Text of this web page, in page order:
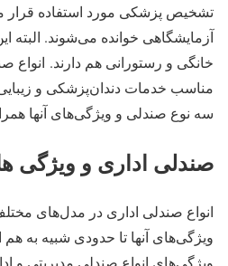
تشخیص پزشکی مورد استفاده قرار
آزمایشگاهی خوانده می‌شوند. البته
خانگی و رستورانی هم دارند. انواع
مناسب خدمات دندان‌پزشکی و
سه نوع صندلی و ویژگی‌های آنها
صندلی اداری و ویژگی
انواع صندلی اداری در مدل‌های
ویژگی‌های آنها تا حدودی شبیه به